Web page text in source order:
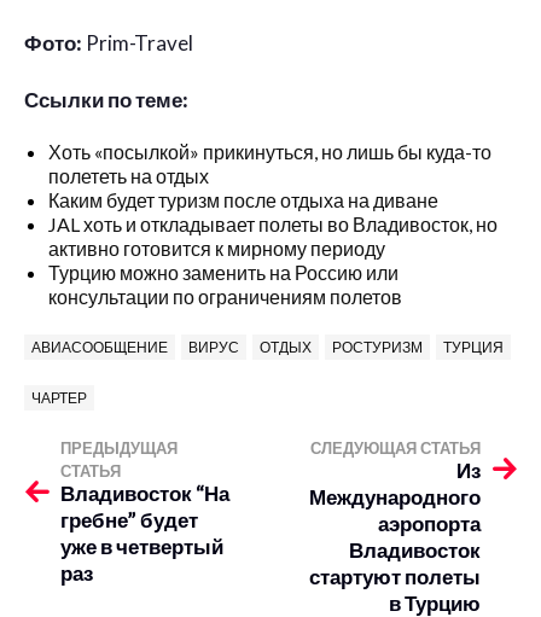
Фото: Prim-Travel
Ссылки по теме:
Хоть «посылкой» прикинуться, но лишь бы куда-то
полететь на отдых
Каким будет туризм после отдыха на диване
JAL хоть и откладывает полеты во Владивосток, но
активно готовится к мирному периоду
Турцию можно заменить на Россию или
консультации по ограничениям полетов
АВИАСООБЩЕНИЕ ВИРУС ОТДЫХ РОСТУРИЗМ ТУРЦИЯ
ЧАРТЕР
ПРЕДЫДУЩАЯ
СТАТЬЯ
Владивосток “На
гребне” будет
уже в четвертый
раз
СЛЕДУЮЩАЯ СТАТЬЯ
Из
Международного
аэропорта
Владивосток
стартуют полеты
в Турцию